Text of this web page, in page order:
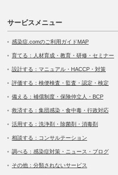
サービスメニュー
感染症.comのご利用ガイドMAP
育てる：人材育成・教育・研修・セミナー
設計する：マニュアル・HACCP・対策
評価する：検便検査・監査・認定・検定
備える：補償制度・保険仲立人・BCP
救済する：集団感染・食中毒・行政対応
活用する：洗浄剤・除菌剤・消毒剤
相談する：コンサルテーション
調べる：感染症対策・ニュース・ブログ
その他：分類されないサービス